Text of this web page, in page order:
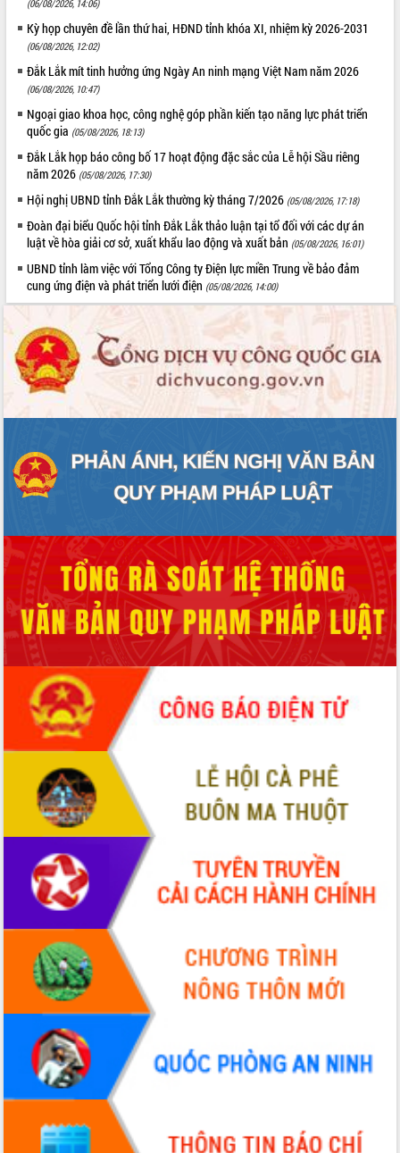
Đắk Lắk”
Tăng cường giám sát, đôn đốc thực
hiện nhiệm vụ quản lý tài sản công
hàng tuần
Tháo gỡ những vướng mắc, đẩy mạnh
công tác cải cách thủ tục hành chính
tại Trung tâm Phục vụ hành chính
công tỉnh
Đắk Lắk: Tôn vinh 46 giải pháp tại Hội
thi Sáng tạo Kỹ thuật 2024 - 2025
Đắk Lắk rà soát, điều chỉnh Đề án 190
về phát triển nuôi trồng thủy sản
Phó Chủ tịch UBND tỉnh Đắk Lắk
Trương Công Thái kiểm tra thực địa
Dự án cao tốc Khánh Hòa - Buôn Ma
Thuột
Định vị cà phê Việt Nam như một “di
sản sống” trong dòng chảy toàn cầu
Xây dựng nông thôn mới: Nâng cao đời
sống người dân từ những mô hình thiết
Quyết liệt tháo gỡ vướng mắc, đẩy
trong Khu kinh tế Nam Phú Yên
Hòn Yến phát triển du lịch gắn với bảo
tồn biển
Đắk Lắk thời kỳ 2021-2030, tầm nhìn
đến năm 2050
Phát động chiến dịch 30 ngày đêm
giải phóng mặt bằng Tuyến đường bộ
ven biển
Đắk Lắk nỗ lực thúc đẩy tăng trưởng
kinh tế từ 10% trở lên trong Quý
II/2026
Đắk Lắk ký kết thỏa thuận hợp tác về
chuyển đổi số giai đoạn 2026 – 2030
với Tập đoàn Bưu chính Viễn thông
Việt Nam
Thứ trưởng Bộ Y tế làm việc với tỉnh
Đắk Lắk về phát triển nhân lực y tế
cho trạm y tế cấp xã
Du lịch Đắk Lắk nâng tầm trải nghiệm
du khách thông qua Hệ thống cơ sở dữ
liệu và Bản đồ số
Tập huấn ứng dụng trí tuệ nhân tạo (AI)
trong thương mại điện tử năm 2026
Đoàn đại biểu Quốc hội tỉnh Đắk Lắk
trao đổi thông tin trước Kỳ họp thứ
nhất, Quốc hội khóa XVI
Quyết liệt cải cách hành chính, khơi
thông nguồn lực phát triển
Nâng cao hiệu lực, hiệu quả HĐND
tỉnh thông qua hiện đại hóa hành chính
Xã Ea Phê gắn cải cách hành chính với
chuyển đổi số
Phó Chủ tịch Thường trực UBND tỉnh
Hồ Thị Nguyên Thảo làm việc tại Trung
tâm Phục vụ hành chính công xã Ea
(06/08/2026, 14:06)
Kỳ họp chuyên đề lần thứ hai, HĐND tỉnh khóa XI, nhiệm kỳ 2026-2031
(06/08/2026, 12:02)
Đắk Lắk mít tinh hưởng ứng Ngày An ninh mạng Việt Nam năm 2026
(06/08/2026, 10:47)
Ngoại giao khoa học, công nghệ góp phần kiến tạo năng lực phát triển
quốc gia (05/08/2026, 18:13)
Đắk Lắk họp báo công bố 17 hoạt động đặc sắc của Lễ hội Sầu riêng
năm 2026 (05/08/2026, 17:30)
Hội nghị UBND tỉnh Đắk Lắk thường kỳ tháng 7/2026 (05/08/2026, 17:18)
Đoàn đại biểu Quốc hội tỉnh Đắk Lắk thảo luận tại tổ đối với các dự án
luật về hòa giải cơ sở, xuất khẩu lao động và xuất bản (05/08/2026, 16:01)
UBND tỉnh làm việc với Tổng Công ty Điện lực miền Trung về bảo đảm
cung ứng điện và phát triển lưới điện (05/08/2026, 14:00)